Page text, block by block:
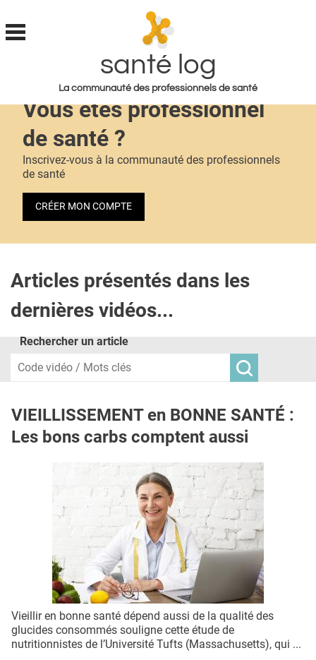
Jump to navigation
santé log
La communauté des professionnels de santé
MON COMPTE
ABONNEMENT
S'ABONNER À LA REVUE SOIN À DOMICILE
ACTUS
E-REVUE SAD
THÉMA
L'APP
QUI SOMMES-NOUS ?
CONDITIONS GÉNÉRALES
CONTACT
Vous êtes professionnel
de santé ?
Inscrivez-vous à la communauté des professionnels
de santé
CRÉER MON COMPTE
Articles présentés dans les
dernières vidéos...
Rechercher un article
VIEILLISSEMENT en BONNE SANTÉ :
Les bons carbs comptent aussi
Vieillir en bonne santé dépend aussi de la qualité des
glucides consommés souligne cette étude de
nutritionnistes de l’Université Tufts (Massachusetts), qui ...